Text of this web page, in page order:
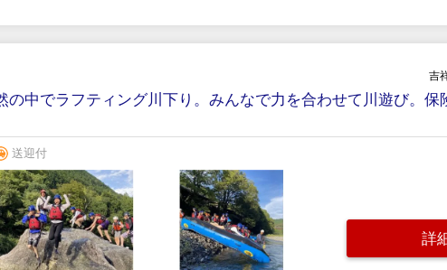
吉
の中でラフティング川下り。みんなで力を合わせて川遊び。保
送迎付
詳